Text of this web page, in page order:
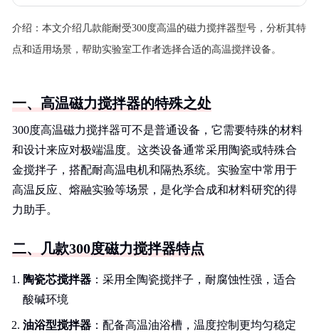
介绍： 本文介绍几款能耐受300度高温的磁力搅拌器型号，分析其特
点和适用场景，帮助实验室工作者选择合适的高温搅拌设备。
一、高温磁力搅拌器的特殊之处
300度高温磁力搅拌器可不是普通设备，它需要特殊的材料
和设计来应对极端温度。这类设备通常采用陶瓷或特殊合
金搅拌子，搭配耐高温电机和隔热系统。实验室中常用于
高温反应、熔融实验等场景，是化学合成和材料研究的得
力助手。
二、几款300度磁力搅拌器特点
陶瓷芯搅拌器 ：采用全陶瓷搅拌子，耐腐蚀性强，适合
酸碱环境
油浴型搅拌器 ：配备高温油浴槽，温度控制更均匀稳定